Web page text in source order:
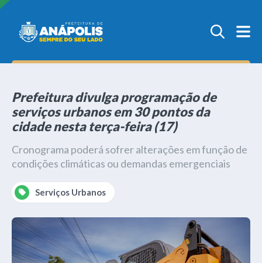
Prefeitura divulga programação de
serviços urbanos em 30 pontos da
cidade nesta terça-feira (17)
Cronograma poderá sofrer alterações em função de
condições climáticas ou demandas emergenciais
Serviços Urbanos